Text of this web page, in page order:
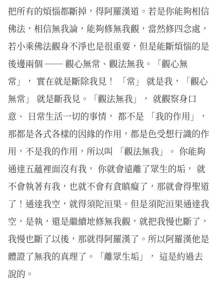
把所有的煩惱都斷掉，得阿羅漢道。若是你能夠相信
佛法，相信無我論，能夠修無我觀，當然修四念處，
若小乘佛法觀身不淨也是很重要，但是能斷煩惱的是
後邊兩個 ── 觀心無常、觀法無我。「觀心無
常」， 實在就是斷除我見！ 「常」 就是我，「觀心
無常」 就是斷我見。「觀法無我」， 就觀察身口
意、 日常生活一切的事情， 都不是 「我的作用」，
那都是各式各樣的因緣的作用，都是色受想行識的作
用，不是我的作用，所以叫 「觀法無我」。 你能夠
通達五蘊裡面沒有我， 你就會遠離了眾生的垢， 就
不會執著有我，也就不會有貪瞋癡了，那就會得聖道
了！通達我空，就得須陀洹果。但是須陀洹果通達我
空，是執，還是繼續地修無我觀，就把我慢也斷了，
我慢也斷了以後，那就得阿羅漢了。所以阿羅漢他是
體證了無我的真理了。「離眾生垢」， 這是約過去
說的。